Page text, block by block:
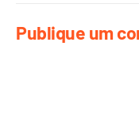
Publique um